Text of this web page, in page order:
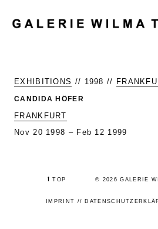
EXHIBITIONS // 1998 //
CANDIDA HÖFER
FRANKFURT
Nov 20 1998 – Feb 12 1999
⭡TOP © 2026 GALERIE
IMPRINT //